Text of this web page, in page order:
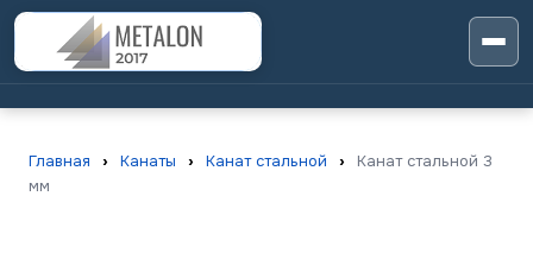
Главная › Канаты › Канат стальной ›
Канат стальной 3
мм